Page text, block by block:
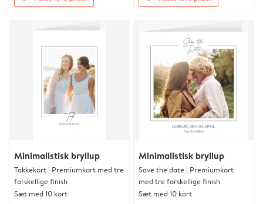
Minimalistisk bryllup
Takkekort | Premiumkort med tre
forskellige finish
Sæt med 10 kort
Minimalistisk bryllup
Save the date | Premiumkort
med tre forskellige finish
Sæt med 10 kort